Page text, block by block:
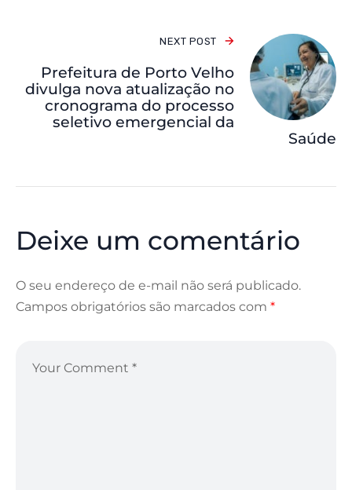
NEXT POST
Prefeitura de Porto Velho
divulga nova atualização no
cronograma do processo
seletivo emergencial da
Saúde
Deixe um comentário
O seu endereço de e-mail não será publicado.
Campos obrigatórios são marcados com *